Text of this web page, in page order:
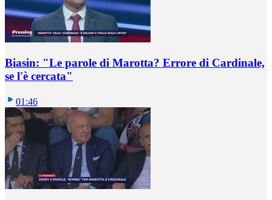
Biasin: "Le parole di Marotta? Errore di Cardinale,
se l'è cercata"
01:46